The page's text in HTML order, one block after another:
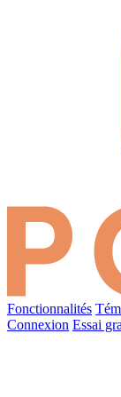
Fonctionnalités
Connexion Essai